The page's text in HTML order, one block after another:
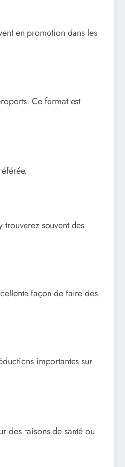
en promotion dans les
Ce format est
souvent des
façon de faire des
importantes sur
des raisons de santé ou